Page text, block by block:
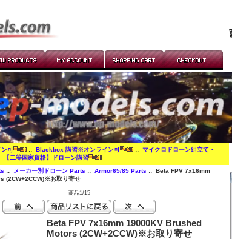
可 ::Blackbox 講習※オンライン可 ::マイクロドローン組立て・
【二等国家資格】ドローン講習
:: メーカー別ドローン Parts ::Armor65/85 Parts :: Beta FPV 7x16mm
(2CW+2CCW)※お取り寄せ
商品1/15
Beta FPV 7x16mm 19000KV Brushed
Motors (2CW+2CCW)※お取り寄せ